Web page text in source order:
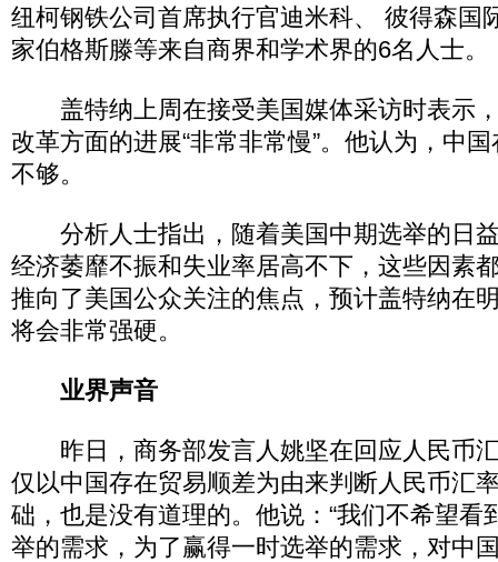
纽柯钢铁公司首席执行官迪米科、 彼得森国
家伯格斯滕等来自商界和学术界的6名人士。
盖特纳上周在接受美国媒体采访时表示
改革方面的进展“非常非常慢”。他认为，中
不够。
分析人士指出，随着美国中期选举的日
经济萎靡不振和失业率居高不下，这些因素
推向了美国公众关注的焦点，预计盖特纳在
将会非常强硬。
业界声音
昨日，商务部发言人姚坚在回应人民币
仅以中国存在贸易顺差为由来判断人民币汇
础，也是没有道理的。他说：“我们不希望看
举的需求，为了赢得一时选举的需求，对中